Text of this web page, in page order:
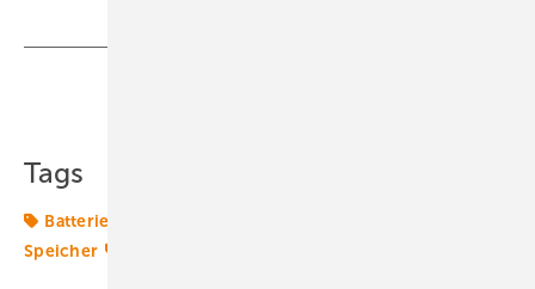
Tags
Batterie
Speicher